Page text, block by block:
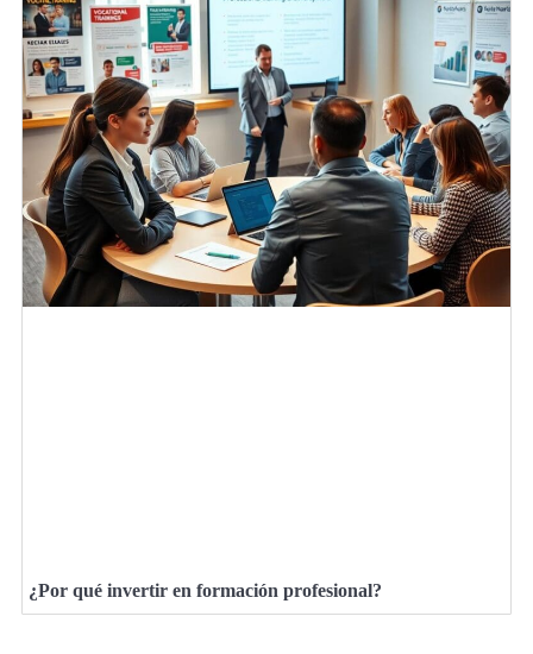
¿Por qué invertir en formación profesional?